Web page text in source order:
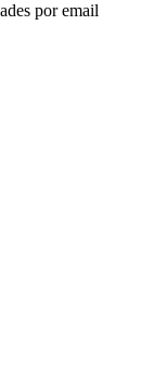
por email